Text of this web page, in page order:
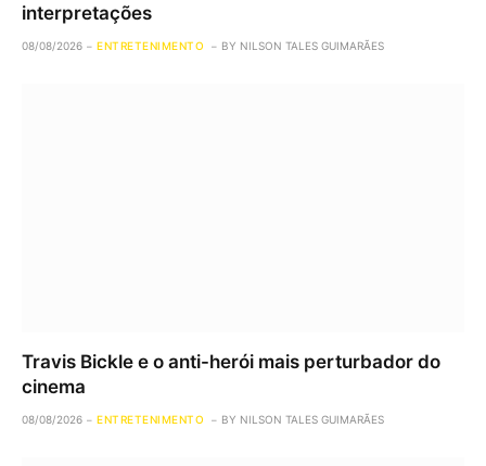
interpretações
08/08/2026 ENTRETENIMENTO BY NILSON TALES GUIMARÃES
Travis Bickle e o anti-herói mais perturbador do
cinema
08/08/2026 ENTRETENIMENTO BY NILSON TALES GUIMARÃES